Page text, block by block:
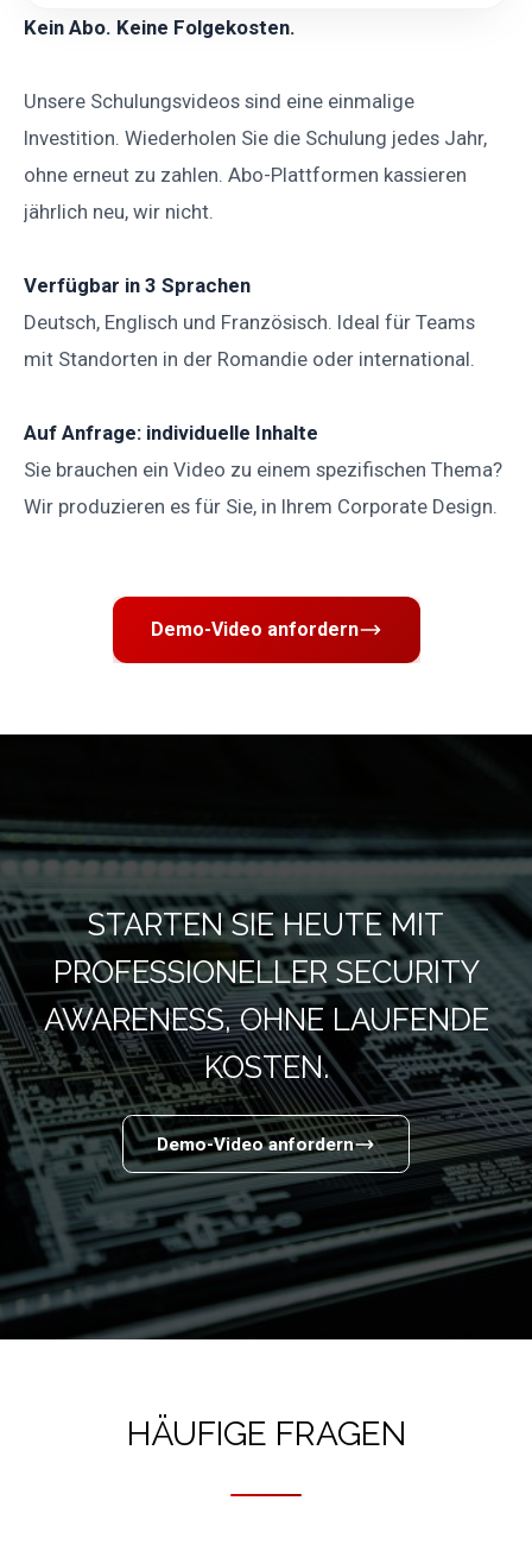
Kein Abo. Keine Folgekosten.
Unsere Schulungsvideos sind eine einmalige
Investition. Wiederholen Sie die Schulung jedes Jahr,
ohne erneut zu zahlen. Abo-Plattformen kassieren
jährlich neu, wir nicht.
Verfügbar in 3 Sprachen
Deutsch, Englisch und Französisch. Ideal für Teams
mit Standorten in der Romandie oder international.
Auf Anfrage: individuelle Inhalte
Sie brauchen ein Video zu einem spezifischen Thema?
Wir produzieren es für Sie, in Ihrem Corporate Design.
Demo-Video anfordern
STARTEN SIE HEUTE MIT
PROFESSIONELLER SECURITY
AWARENESS, OHNE LAUFENDE
KOSTEN.
Demo-Video anfordern
HÄUFIGE FRAGEN